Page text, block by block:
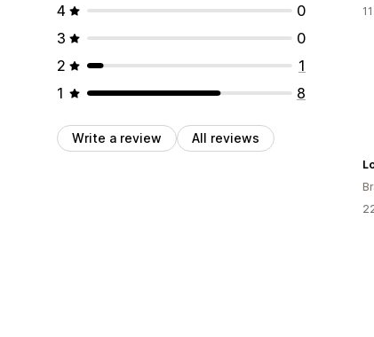
4
0
3
0
2
1
1
8
Write a review All reviews